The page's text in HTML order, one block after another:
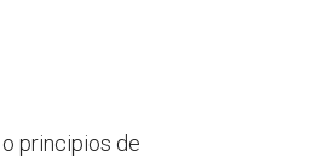
principios de